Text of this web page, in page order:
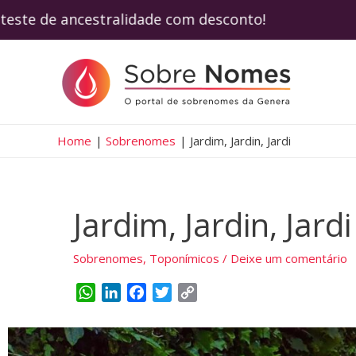
teste de ancestralidade com desconto!
Home Sobrenomes Jardim, Jardin, Jardi
Jardim, Jardin, Jardi
Sobrenomes, Toponímicos / Deixe um comentário
W
a
n
c
e
i
t
p
y